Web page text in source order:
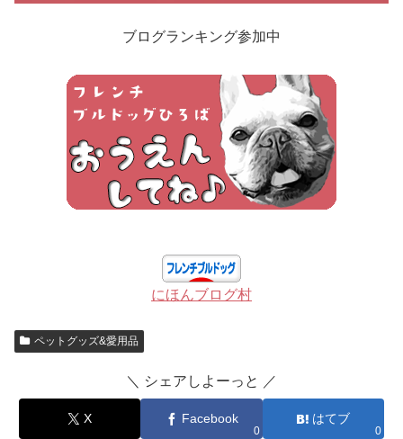
ブログランキング参加中
にほんブログ村
ペットグッズ&愛用品
＼ シェアしよーっと ／
X Facebook
0
はてブ
0